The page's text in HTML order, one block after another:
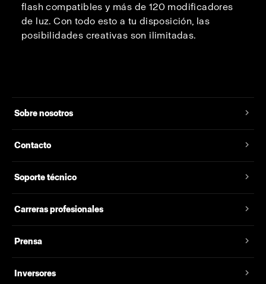
flash compatibles y más de 120 modificadores
de luz. Con todo esto a tu disposición, las
posibilidades creativas son ilimitadas.
Sobre nosotros
Contacto
Soporte técnico
Carreras profesionales
Prensa
Inversores